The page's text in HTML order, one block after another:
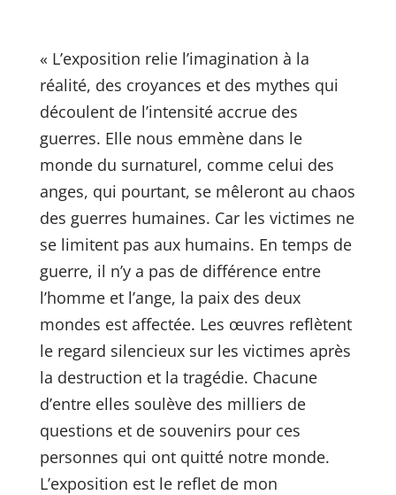
« L’exposition relie l’imagination à la
réalité, des croyances et des mythes qui
découlent de l’intensité accrue des
guerres. Elle nous emmène dans le
monde du surnaturel, comme celui des
anges, qui pourtant, se mêleront au chaos
des guerres humaines. Car les victimes ne
se limitent pas aux humains. En temps de
guerre, il n’y a pas de différence entre
l’homme et l’ange, la paix des deux
mondes est affectée. Les œuvres reflètent
le regard silencieux sur les victimes après
la destruction et la tragédie. Chacune
d’entre elles soulève des milliers de
questions et de souvenirs pour ces
personnes qui ont quitté notre monde.
L’exposition est le reflet de mon